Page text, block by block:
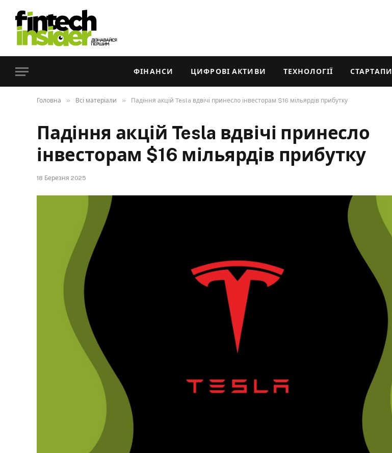
ФІНАНСИ ЦИФРОВІ АКТИВИ ТЕХНОЛОГІЇ СТАРТАПИ
Головна » Всі матеріали » Падіння акцій Tesla вдвічі принесло інвесторам $16 мільярдів прибутку
Падіння акцій Tesla вдвічі принесло
інвесторам $16 мільярдів прибутку
18 Березня 2025